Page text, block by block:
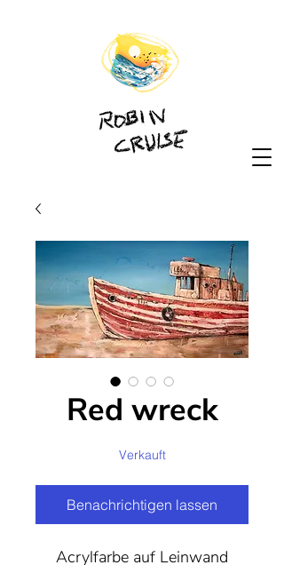
Red wreck
Verkauft
Benachrichtigen lassen
Acrylfarbe auf Leinwand